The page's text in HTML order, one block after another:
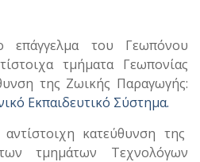
επάγγελμα του Γεωπόνου
τμήματα Γεωπονίας
της Ζωικής Παραγωγής:
Εκπαιδευτικό Σύστημα.
κατεύθυνση της
τμημάτων Τεχνολόγων